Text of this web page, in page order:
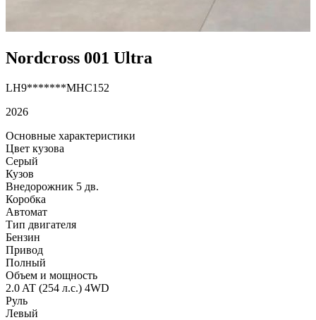
Nordcross 001 Ultra
LH9*******MHC152
2026
Основные характеристики
Цвет кузова
Серый
Кузов
Внедорожник 5 дв.
Коробка
Автомат
Тип двигателя
Бензин
Привод
Полный
Объем и мощность
2.0 AT (254 л.с.) 4WD
Руль
Левый